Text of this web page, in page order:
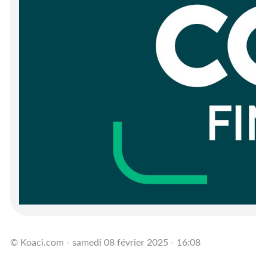
© Koaci.com - samedi 08 février 2025 - 16:08